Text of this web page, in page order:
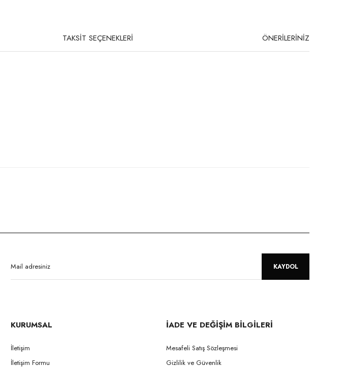
TAKSİT SEÇENEKLERİ ÖNERİLERİNİZ
KAYDOL
KURUMSAL
İletişim
İletişim Formu
İADE VE DEĞİŞİM BİLGİLERİ
Mesafeli Satış Sözleşmesi
Gizlilik ve Güvenlik